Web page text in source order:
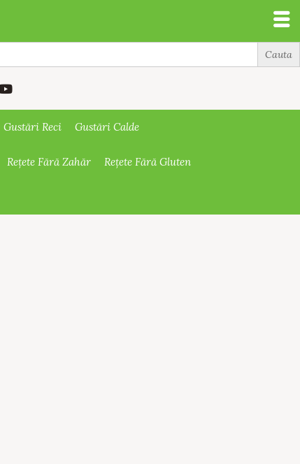
Gustări Reci Gustări Calde
Rețete Fără Zahăr Rețete Fără Gluten